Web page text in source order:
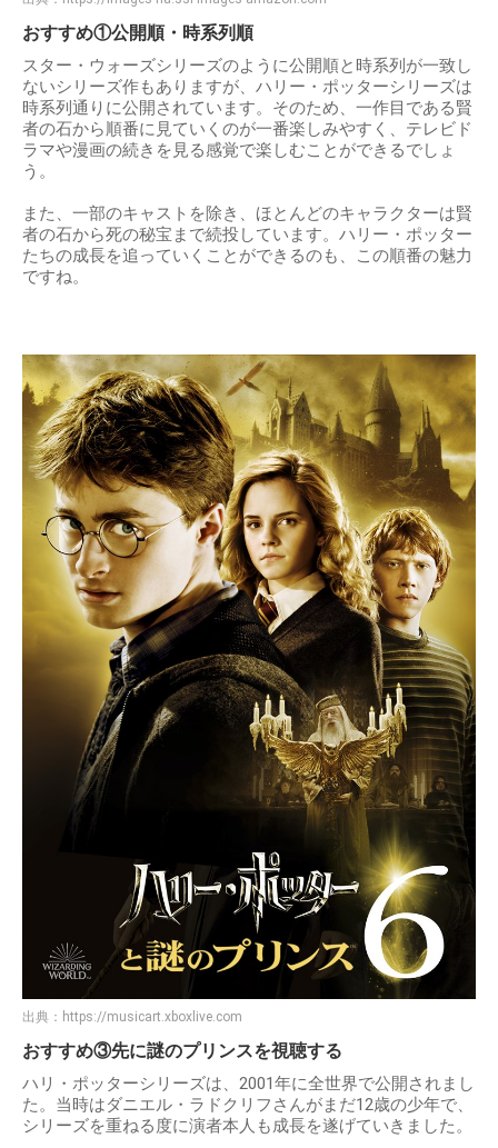
おすすめ①公開順・時系列順
スター・ウォーズシリーズのように公開順と時系列が一致し
ないシリーズ作もありますが、ハリー・ポッターシリーズは
時系列通りに公開されています。そのため、一作目である賢
者の石から順番に見ていくのが一番楽しみやすく、テレビド
ラマや漫画の続きを見る感覚で楽しむことができるでしょ
う。
また、一部のキャストを除き、ほとんどのキャラクターは賢
者の石から死の秘宝まで続投しています。ハリー・ポッター
たちの成長を追っていくことができるのも、この順番の魅力
ですね。
出典： https://musicart.xboxlive.com
おすすめ③先に謎のプリンスを視聴する
ハリ・ポッターシリーズは、2001年に全世界で公開されまし
た。当時はダニエル・ラドクリフさんがまだ12歳の少年で、
シリーズを重ねる度に演者本人も成長を遂げていきました。